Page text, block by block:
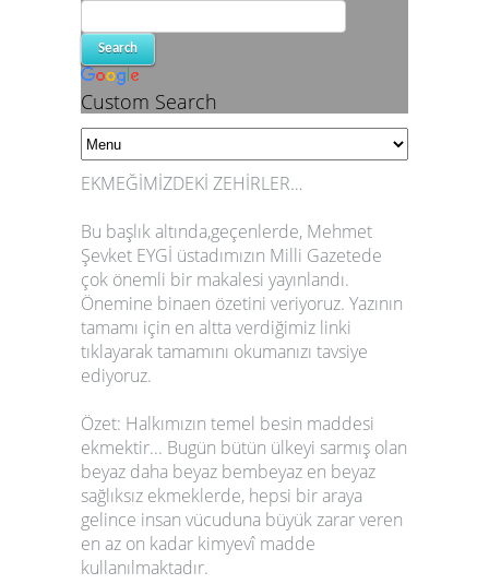
Custom Search
EKMEĞİMİZDEKİ ZEHİRLER…
Bu başlık altında,geçenlerde, Mehmet
Şevket EYGİ üstadımızın Milli Gazetede
çok önemli bir makalesi yayınlandı.
Önemine binaen özetini veriyoruz. Yazının
tamamı için en altta verdiğimiz linki
tıklayarak tamamını okumanızı tavsiye
ediyoruz.
Özet: Halkımızın temel besin maddesi
ekmektir... Bugün bütün ülkeyi sarmış olan
beyaz daha beyaz bembeyaz en beyaz
sağlıksız ekmeklerde, hepsi bir araya
gelince insan vücuduna büyük zarar veren
en az on kadar kimyevî madde
kullanılmaktadır.